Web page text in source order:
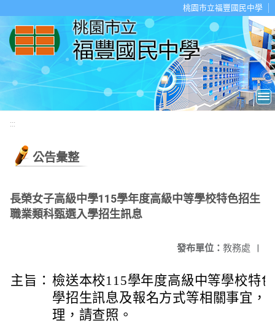
桃園市立福豐國民中學
:::
公告彙整
長榮女子高級中學115學年度高級中等學校特色招生
職業類科甄選入學招生訊息
發布單位： 教務處 |
主旨： 檢送本校115學年度高級中等學校特
學招生訊息及報名方式等相關事宜，
理，請查照。